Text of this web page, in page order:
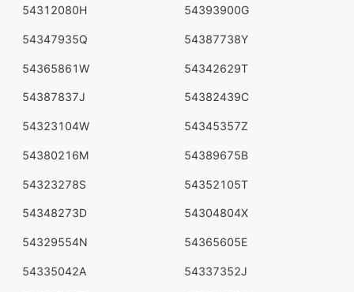
54312080H 54393900G
54347935Q 54387738Y
54365861W 54342629T
54387837J 54382439C
54323104W 54345357Z
54380216M 54389675B
54323278S 54352105T
54348273D 54304804X
54329554N 54365605E
54335042A 54337352J